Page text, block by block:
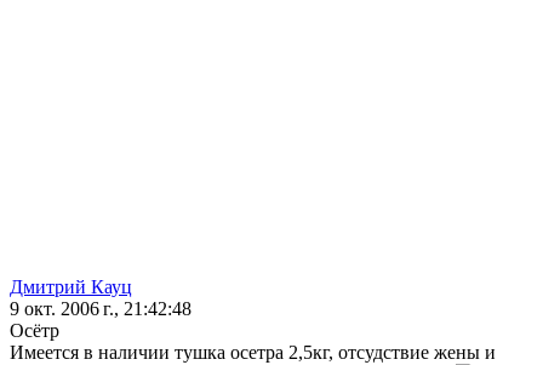
Дмитрий Кауц
9 окт. 2006 г., 21:42:48
Осётр
Имеется в наличии тушка осетра 2,5кг, отсудствие жены и